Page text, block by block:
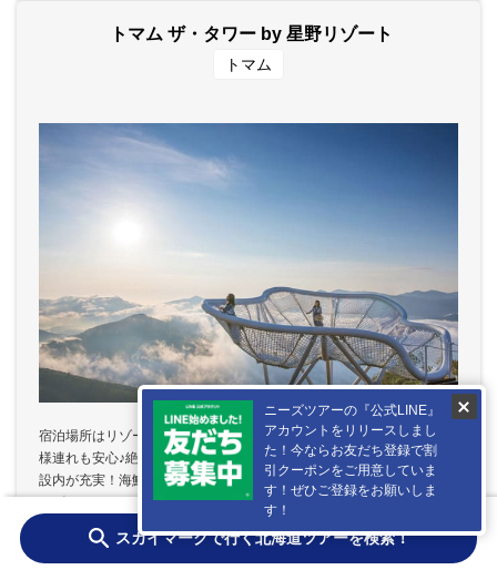
トマム ザ・タワー by 星野リゾート
トマム
宿泊場所はリゾートの中心！広い客室にキッズスペースも併設でお子
様連れも安心♪絶景を眺める雲海テラスやミナミナビーチプールなど施
設内が充実！海鮮焼き、牛肉の鉄板焼きなど豊富なメニューを楽しめ
るビュッフェが人気！冬はスキーを満喫！
ツアーを検索
スカイマークで行く北海道ツアーを検索！
ニーズツアーの『公式LINE』
アカウントをリリースしまし
た！今ならお友だち登録で割
引クーポンをご用意していま
す！ぜひご登録をお願いしま
す！